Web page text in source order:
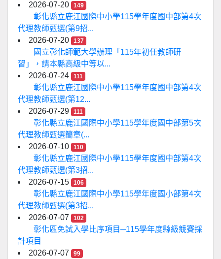
2026-07-20
149
彰化縣立鹿江國際中小學115學年度國中部第4次
代理教師甄選(第9招...
2026-07-20
137
國立彰化師範大學辦理「115年初任教師研
習」，請本縣高級中等以...
2026-07-24
111
彰化縣立鹿江國際中小學115學年度國中部第4次
代理教師甄選(第12...
2026-07-29
111
彰化縣立鹿江國際中小學115學年度國中部第5次
代理教師甄選簡章(...
2026-07-10
110
彰化縣立鹿江國際中小學115學年度國中部第4次
代理教師甄選(第3招...
2026-07-15
106
彰化縣立鹿江國際中小學115學年度國小部第4次
代理教師甄選(第3招...
2026-07-07
102
彰化區免試入學比序項目─115學年度縣級競賽採
計項目
2026-07-07
99